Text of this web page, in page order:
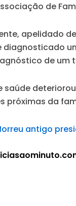
de
apelidado
diagnosticado
de um
saúde
próximas da
antigo